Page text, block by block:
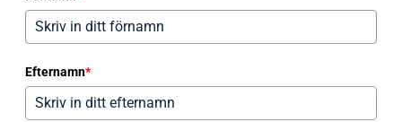
Efternamn*